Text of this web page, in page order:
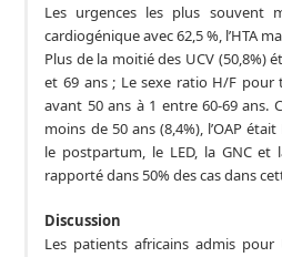
Les urgences les plus souvent
cardiogénique avec 62,5 %, l’HTA
Plus de la moitié des UCV (50,8%)
et 69 ans ; Le sexe ratio H/F pour
avant 50 ans à 1 entre 60-69 ans.
moins de 50 ans (8,4%), l’OAP
le postpartum, le LED, la GNC
rapporté dans 50% des cas dans
Discussion
Les patients africains admis